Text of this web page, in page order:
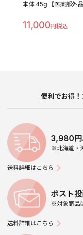
本体 45g 【医薬部外品
11,000
便利でお得！
3,980円
※北海道・
送料詳細はこちら
ポスト
※対象商品
送料詳細はこちら